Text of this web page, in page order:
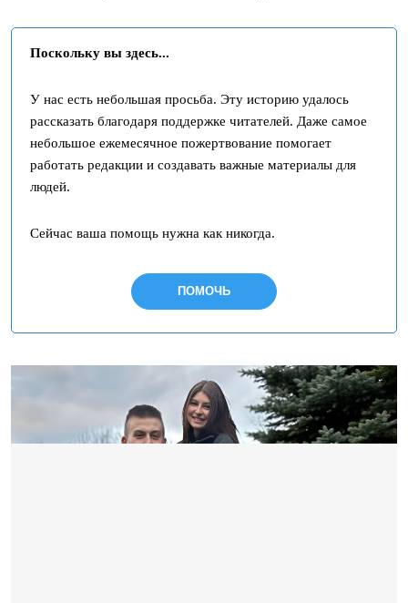
Поскольку вы здесь...
У нас есть небольшая просьба. Эту историю удалось
рассказать благодаря поддержке читателей. Даже самое
небольшое ежемесячное пожертвование помогает
работать редакции и создавать важные материалы для
людей.
Сейчас ваша помощь нужна как никогда.
ПОМОЧЬ